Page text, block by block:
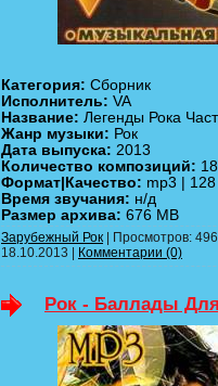
Категория: Сборник
Исполнитель: VA
Название: Легенды Рока
Жанр музыки: Рок
Дата выпуска: 2013
Количество композиций:
Формат|Качество: mp3 |
Время звучания: н/д
Размер архива: 676 MB
Зарубежный Рок | Просмотров:
18.10.2013 | Комментарии (0)
Рок - Баллады